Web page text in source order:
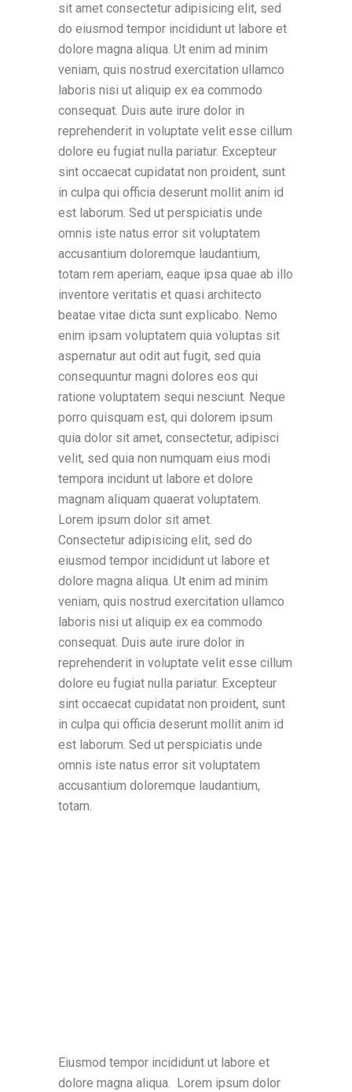
sit amet consectetur adipisicing elit, sed
do eiusmod tempor incididunt ut labore et
dolore magna aliqua. Ut enim ad minim
veniam, quis nostrud exercitation ullamco
laboris nisi ut aliquip ex ea commodo
consequat. Duis aute irure dolor in
reprehenderit in voluptate velit esse cillum
dolore eu fugiat nulla pariatur. Excepteur
sint occaecat cupidatat non proident, sunt
in culpa qui officia deserunt mollit anim id
est laborum. Sed ut perspiciatis unde
omnis iste natus error sit voluptatem
accusantium doloremque laudantium,
totam rem aperiam, eaque ipsa quae ab illo
inventore veritatis et quasi architecto
beatae vitae dicta sunt explicabo. Nemo
enim ipsam voluptatem quia voluptas sit
aspernatur aut odit aut fugit, sed quia
consequuntur magni dolores eos qui
ratione voluptatem sequi nesciunt. Neque
porro quisquam est, qui dolorem ipsum
quia dolor sit amet, consectetur, adipisci
velit, sed quia non numquam eius modi
tempora incidunt ut labore et dolore
magnam aliquam quaerat voluptatem.
Lorem ipsum dolor sit amet.
Consectetur adipisicing elit, sed do
eiusmod tempor incididunt ut labore et
dolore magna aliqua. Ut enim ad minim
veniam, quis nostrud exercitation ullamco
laboris nisi ut aliquip ex ea commodo
consequat. Duis aute irure dolor in
reprehenderit in voluptate velit esse cillum
dolore eu fugiat nulla pariatur. Excepteur
sint occaecat cupidatat non proident, sunt
in culpa qui officia deserunt mollit anim id
est laborum. Sed ut perspiciatis unde
omnis iste natus error sit voluptatem
accusantium doloremque laudantium,
totam.
Eiusmod tempor incididunt ut labore et
dolore magna aliqua. Lorem ipsum dolor